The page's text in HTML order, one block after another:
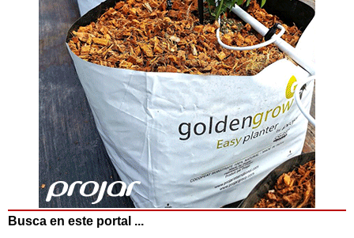
Busca en este portal ...